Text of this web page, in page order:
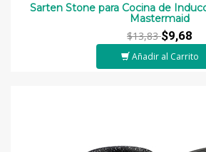
Sarten Stone para Cocina de
Mastermaid
$13,83$9,68
Añadir al Carrito